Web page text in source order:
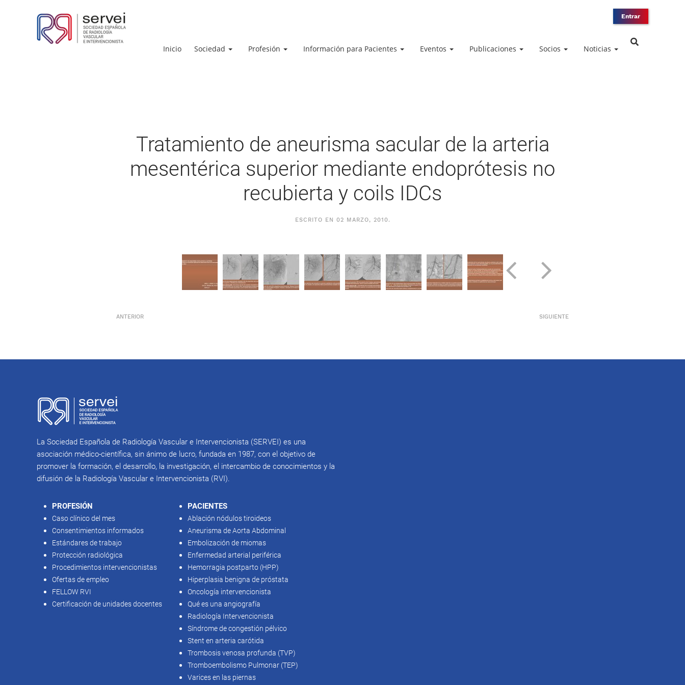
Entrar
Inicio Sociedad Profesión Información para Pacientes Eventos Publicaciones Socios Noticias
Tratamiento de aneurisma sacular de la arteria
mesentérica superior mediante endoprótesis no
recubierta y coils IDCs
ESCRITO EN 02 MARZO, 2010 .
ANTERIOR SIGUIENTE
La Sociedad Española de Radiología Vascular e Intervencionista (SERVEI) es una
asociación médico-científica, sin ánimo de lucro, fundada en 1987, con el objetivo de
promover la formación, el desarrollo, la investigación, el intercambio de conocimientos y la
difusión de la Radiología Vascular e Intervencionista (RVI).
PROFESIÓN
Caso clínico del mes
Consentimientos informados
Estándares de trabajo
Protección radiológica
Procedimientos intervencionistas
Ofertas de empleo
FELLOW RVI
Certificación de unidades docentes
PACIENTES
Ablación nódulos tiroideos
Aneurisma de Aorta Abdominal
Embolización de miomas
Enfermedad arterial periférica
Hemorragia postparto (HPP)
Hiperplasia benigna de próstata
Oncología intervencionista
Qué es una angiografía
Radiología Intervencionista
Síndrome de congestión pélvico
Stent en arteria carótida
Trombosis venosa profunda (TVP)
Tromboembolismo Pulmonar (TEP)
Varices en las piernas